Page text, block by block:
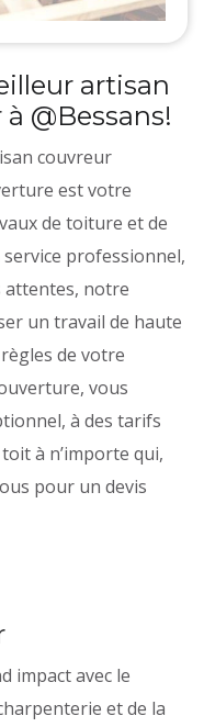
artisan
@Bessans!
couvreur
est votre
de toiture et de
professionnel,
attentes, notre
un travail de haute
de votre
vous
à des tarifs
à n’importe qui,
pour un devis
impact avec le
et de la